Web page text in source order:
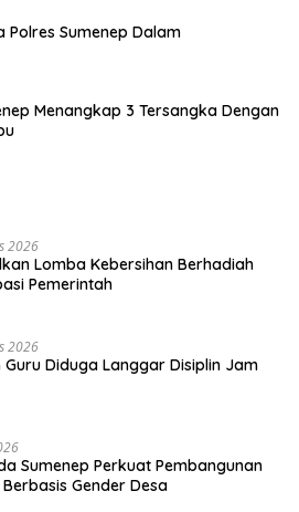
Polres Sumenep Dalam
Menangkap 3 Tersangka Dengan
2026
Lomba Kebersihan Berhadiah
Pemerintah
2026
Guru Diduga Langgar Disiplin Jam
Sumenep Perkuat Pembangunan
Gender Desa